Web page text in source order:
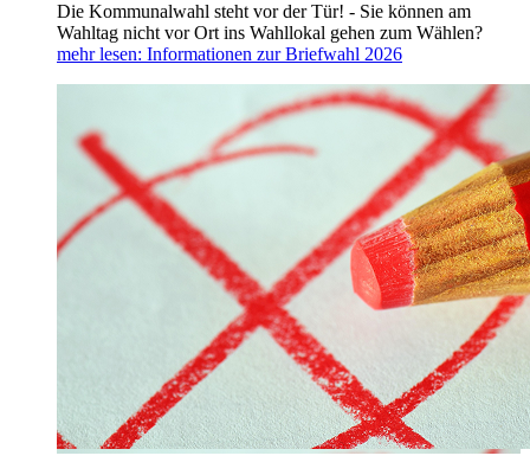
Die Kommunalwahl steht vor der Tür! - Sie können am
Wahltag nicht vor Ort ins Wahllokal gehen zum Wählen?
mehr lesen: Informationen zur Briefwahl 2026